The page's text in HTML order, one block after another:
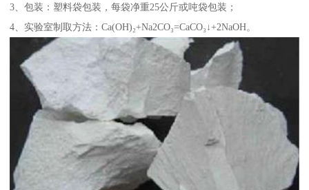
3、包装：塑料袋包装，每袋净重25公斤或吨袋包装；
4、实验室制取方法：Ca(OH)₂+Na2CO₃=CaCO₃↓+2NaOH。